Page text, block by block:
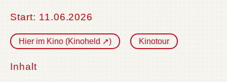
Start: 11.06.2026
Hier im Kino (Kinoheld ➚) Kinotour
Inhalt